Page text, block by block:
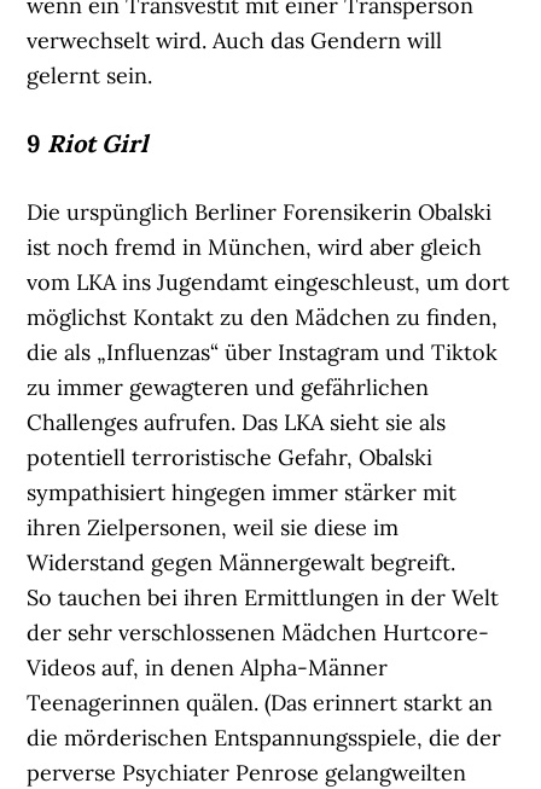
wenn ein Transvestit mit einer Transperson
verwechselt wird. Auch das Gendern will
gelernt sein.
9 Riot Girl
Die urspünglich Berliner Forensikerin Obalski
ist noch fremd in München, wird aber gleich
vom LKA ins Jugendamt eingeschleust, um dort
möglichst Kontakt zu den Mädchen zu finden,
die als „Influenzas“ über Instagram und Tiktok
zu immer gewagteren und gefährlichen
Challenges aufrufen. Das LKA sieht sie als
potentiell terroristische Gefahr, Obalski
sympathisiert hingegen immer stärker mit
ihren Zielpersonen, weil sie diese im
Widerstand gegen Männergewalt begreift.
So tauchen bei ihren Ermittlungen in der Welt
der sehr verschlossenen Mädchen Hurtcore-
Videos auf, in denen Alpha-Männer
Teenagerinnen quälen. (Das erinnert starkt an
die mörderischen Entspannungsspiele, die der
perverse Psychiater Penrose gelangweilten